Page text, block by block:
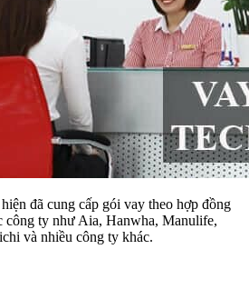
đã cung cấp gói vay theo hợp đồng
công ty như Aia, Hanwha, Manulife,
và nhiều công ty khác.